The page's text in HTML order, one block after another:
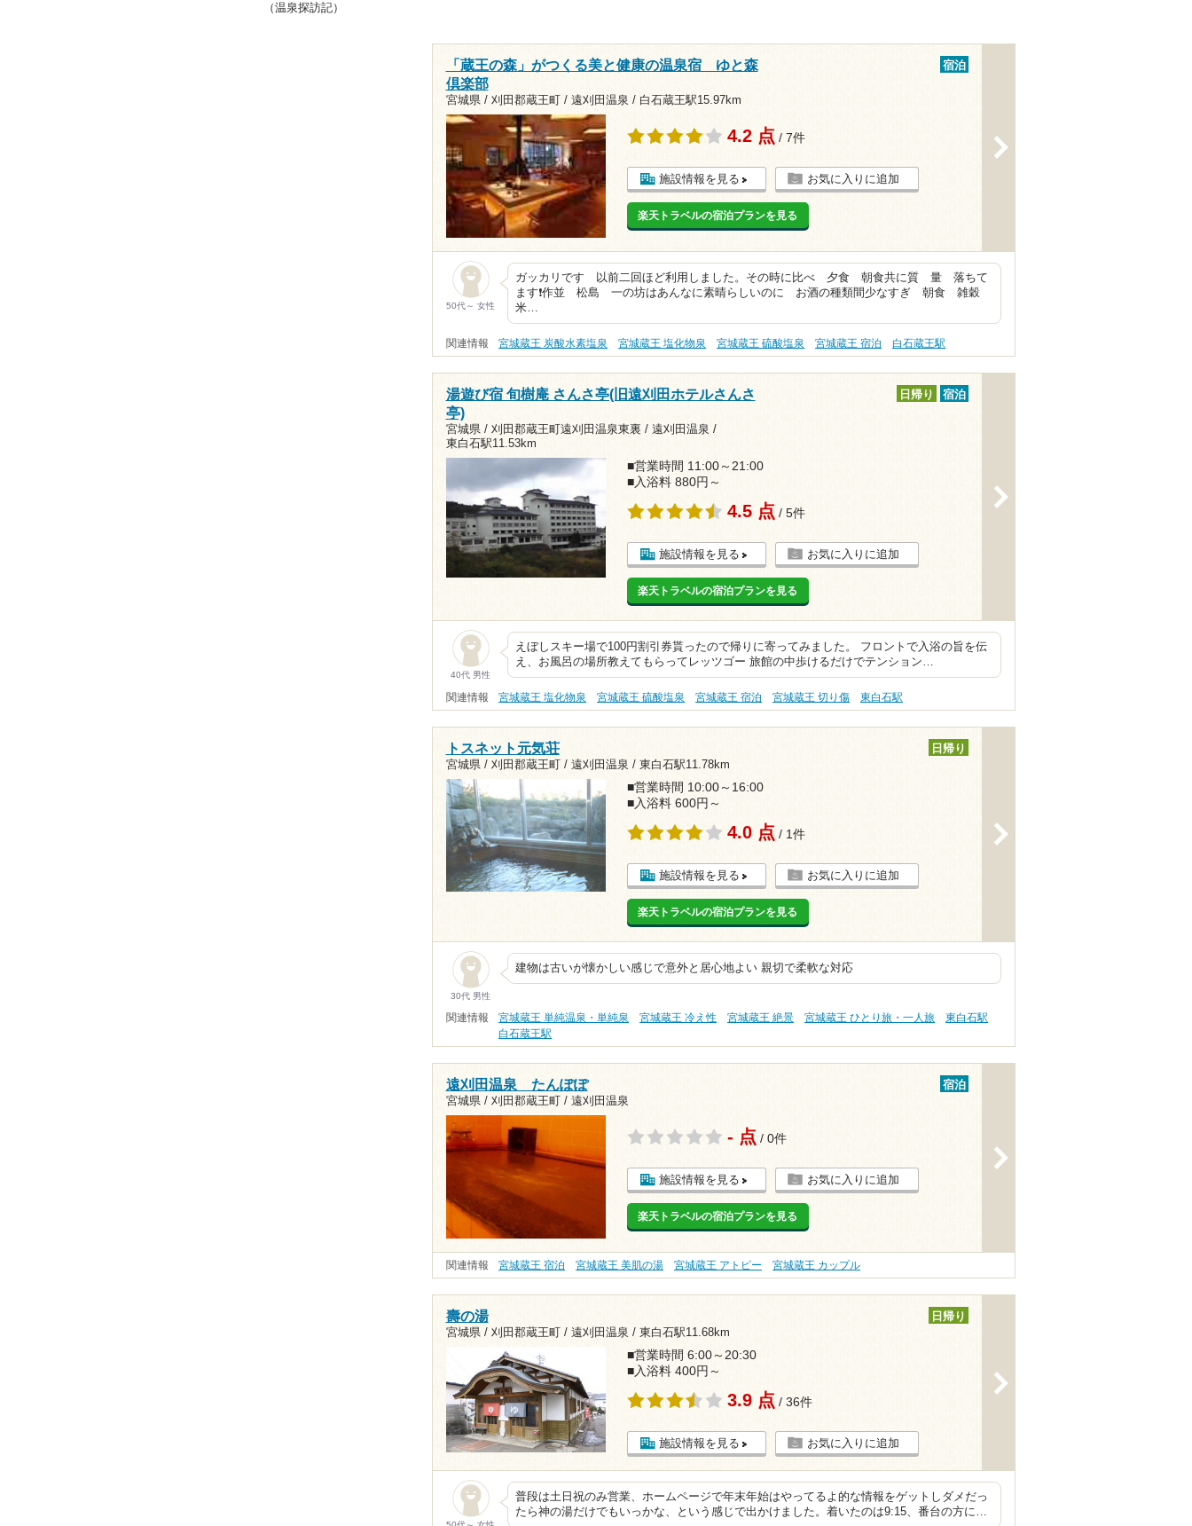
「蔵王の森」がつくる美と健康の温泉宿 ゆと森
倶楽部
宮城県 / 刈田郡蔵王町 / 遠刈田温泉 / 白石蔵王駅15.97km
宿泊
4.2 点 / 7件
施設情報を見る お気に入りに追加
楽天トラベルの宿泊プランを見る
50代～ 女性
ガッカリです 以前二回ほど利用しました。その時に比べ 夕食 朝食共に質 量 落ちて
ます❗作並 松島 一の坊はあんなに素晴らしいのに お酒の種類間少なすぎ 朝食 雑穀
米…
関連情報 宮城蔵王 炭酸水素塩泉 宮城蔵王 塩化物泉 宮城蔵王 硫酸塩泉 宮城蔵王 宿泊 白石蔵王駅
湯遊び宿 旬樹庵 さんさ亭(旧遠刈田ホテルさんさ
亭)
宮城県 / 刈田郡蔵王町遠刈田温泉東裏 / 遠刈田温泉 /
東白石駅11.53km
日帰り 宿泊
■営業時間 11:00～21:00
■入浴料 880円～
4.5 点 / 5件
施設情報を見る お気に入りに追加
楽天トラベルの宿泊プランを見る
40代 男性
えぼしスキー場で100円割引券貰ったので帰りに寄ってみました。 フロントで入浴の旨を伝
え、お風呂の場所教えてもらってレッツゴー 旅館の中歩けるだけでテンション…
関連情報 宮城蔵王 塩化物泉 宮城蔵王 硫酸塩泉 宮城蔵王 宿泊 宮城蔵王 切り傷 東白石駅
トスネット元気荘
宮城県 / 刈田郡蔵王町 / 遠刈田温泉 / 東白石駅11.78km
日帰り
■営業時間 10:00～16:00
■入浴料 600円～
4.0 点 / 1件
施設情報を見る お気に入りに追加
楽天トラベルの宿泊プランを見る
30代 男性
建物は古いが懐かしい感じで意外と居心地よい 親切で柔軟な対応
関連情報 宮城蔵王 単純温泉・単純泉 宮城蔵王 冷え性 宮城蔵王 絶景 宮城蔵王 ひとり旅・一人旅
東白石駅
白石蔵王駅
遠刈田温泉 たんぽぽ
宮城県 / 刈田郡蔵王町 / 遠刈田温泉
宿泊
- 点 / 0件
施設情報を見る お気に入りに追加
楽天トラベルの宿泊プランを見る
関連情報 宮城蔵王 宿泊 宮城蔵王 美肌の湯 宮城蔵王 アトピー 宮城蔵王 カップル
壽の湯
宮城県 / 刈田郡蔵王町 / 遠刈田温泉 / 東白石駅11.68km
日帰り
■営業時間 6:00～20:30
■入浴料 400円～
3.9 点 / 36件
施設情報を見る お気に入りに追加
普段は土日祝のみ営業、ホームページで年末年始はやってるよ的な情報をゲットしダメだっ
たら神の湯だけでもいっかな、という感じで出かけました。着いたのは9:15、番台の方に…
（温泉探訪記）